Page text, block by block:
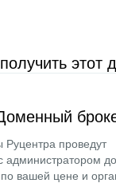
этот
Руцентра проведут
администратором
вашей цене и